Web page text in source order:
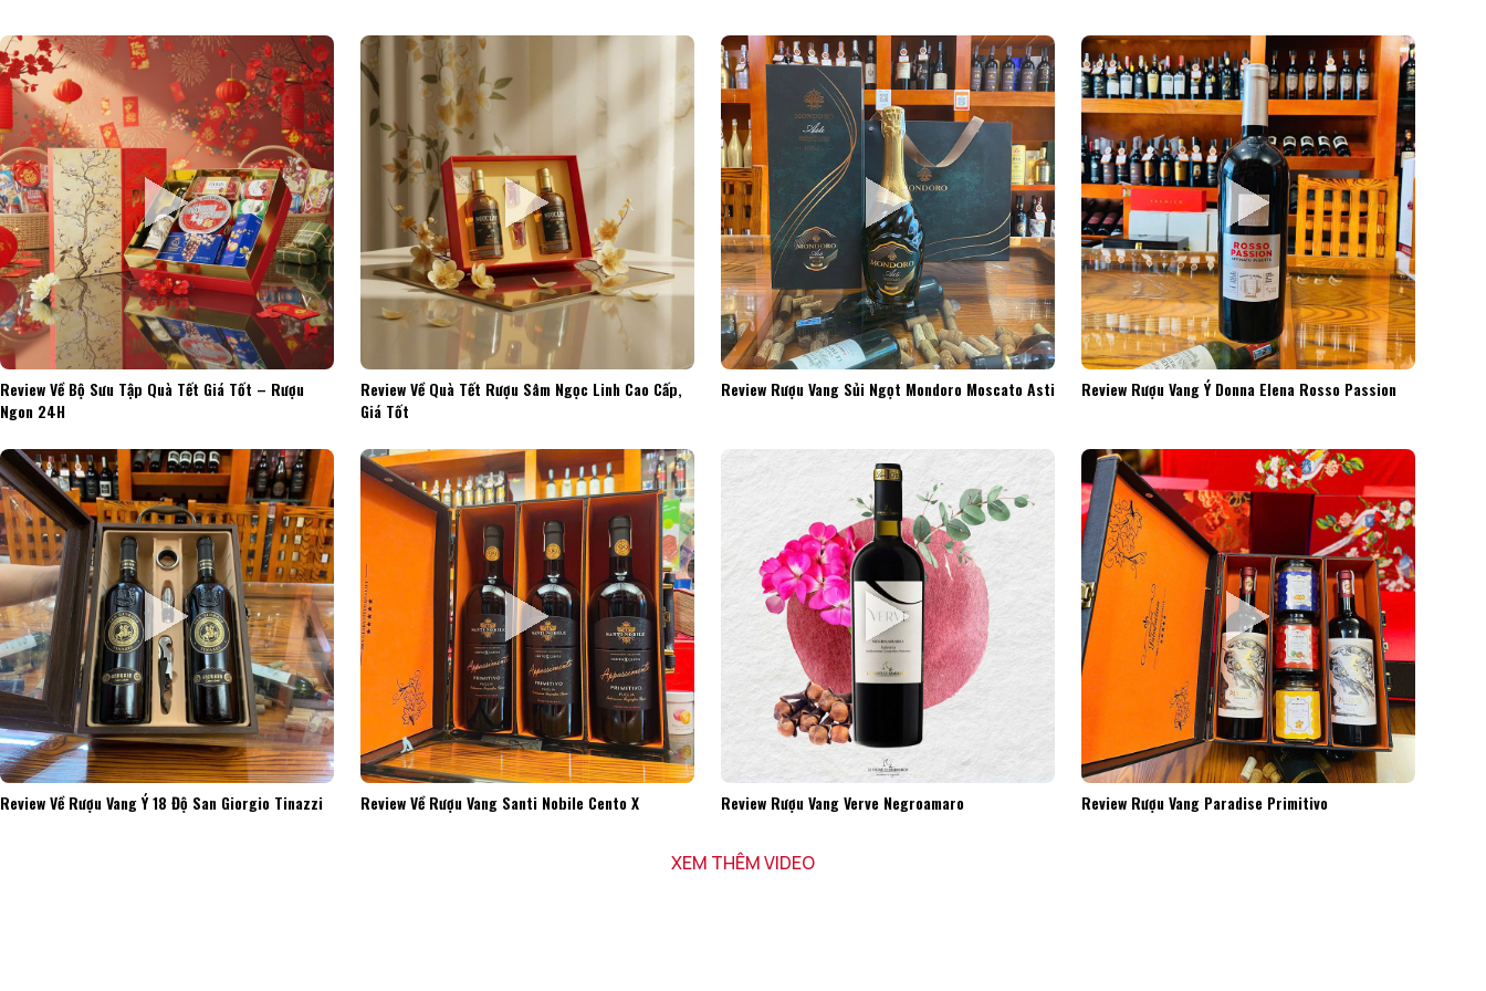
Review Về Bộ Sưu Tập Quà Tết Giá Tốt – Rượu
Ngon 24H
Review Về Quà Tết Rượu Sâm Ngọc Linh Cao Cấp,
Giá Tốt
Review Rượu Vang Sủi Ngọt Mondoro Moscato Asti Review Rượu Vang Ý Donna Elena Rosso Passion
Review Về Rượu Vang Ý 18 Độ San Giorgio Tinazzi Review Về Rượu Vang Santi Nobile Cento X Review Rượu Vang Verve Negroamaro Review Rượu Vang Paradise Primitivo
XEM THÊM VIDEO